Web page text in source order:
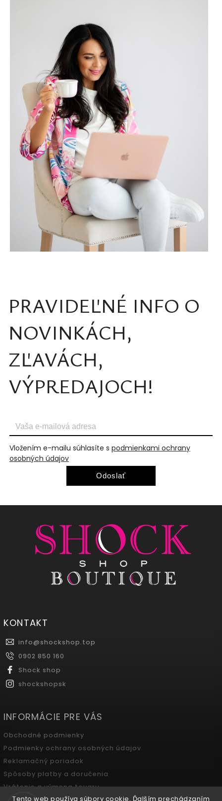
Tento web používa súbory cookie. Ďalším prechádzaním
PRAVIDEĽNÉ INFO O
NOVINKÁCH,
ZĽAVÁCH,
VÝPREDAJOCH!
Vložením e-mailu súhlasíte s podmienkami ochrany
osobných údajov
Odoslať
KONTAKT
info@shockshop.top
0902 850 160
Shock shop
shockshopsk
INFORMÁCIE PRE VÁS
Obchodné podmienky
Podmienky ochrany osobných údajov
Reklamačný poriadok
Spôsoby platby a doručenia
Vrátenie a výmena tovaru